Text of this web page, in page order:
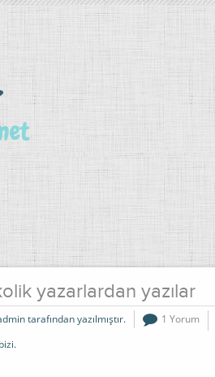
yazarlardan yazılar
tarafından yazılmıştır.
1 Yorum